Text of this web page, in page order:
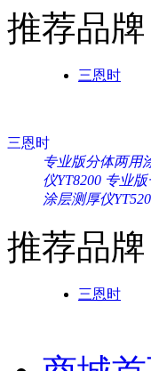
推荐品牌
三恩时
三恩时
专业版分体两用
仪YT8200 专业
涂层测厚仪
推荐品牌
三恩时